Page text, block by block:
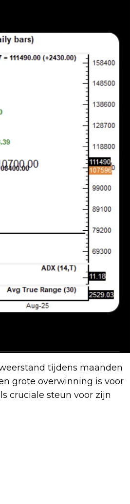
tijdens maanden
grote overwinning is voor
cruciale steun voor zijn